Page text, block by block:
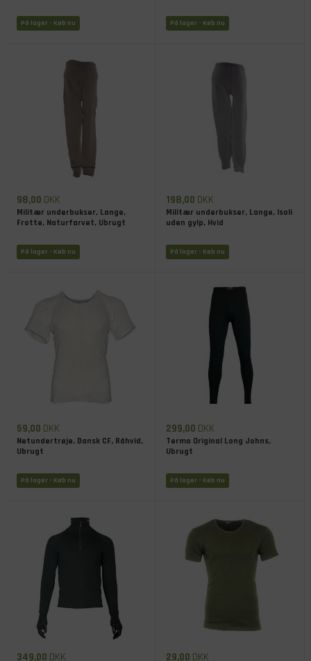
På lager - Køb nu På lager - Køb nu
98,00 DKK
Militær underbukser, Lange,
Frotte, Naturfarvet, Ubrugt
På lager - Køb nu
198,00 DKK
Militær underbukser, Lange, Isoli
uden gylp, Hvid
På lager - Køb nu
59,00 DKK
Netundertrøje, Dansk CF, Råhvid,
Ubrugt
På lager - Køb nu
299,00 DKK
Termo Original Long Johns,
Ubrugt
På lager - Køb nu
349,00 DKK 29,00 DKK